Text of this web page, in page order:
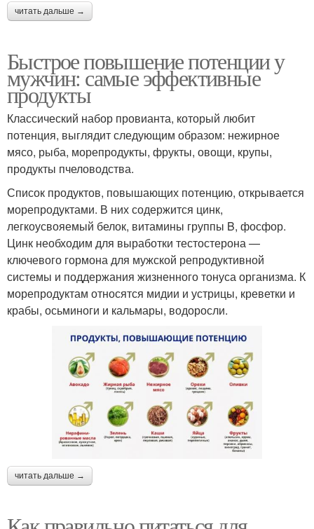
читать дальше →
Быстрое повышение потенции у
мужчин: самые эффективные
продукты
Классический набор провианта, который любит
потенция, выглядит следующим образом: нежирное
мясо, рыба, морепродукты, фрукты, овощи, крупы,
продукты пчеловодства.
Список продуктов, повышающих потенцию, открывается
морепродуктами. В них содержится цинк,
легкоусвояемый белок, витамины группы B, фосфор.
Цинк необходим для выработки тестостерона —
ключевого гормона для мужской репродуктивной
системы и поддержания жизненного тонуса организма. К
морепродуктам относятся мидии и устрицы, креветки и
крабы, осьминоги и кальмары, водоросли.
читать дальше →